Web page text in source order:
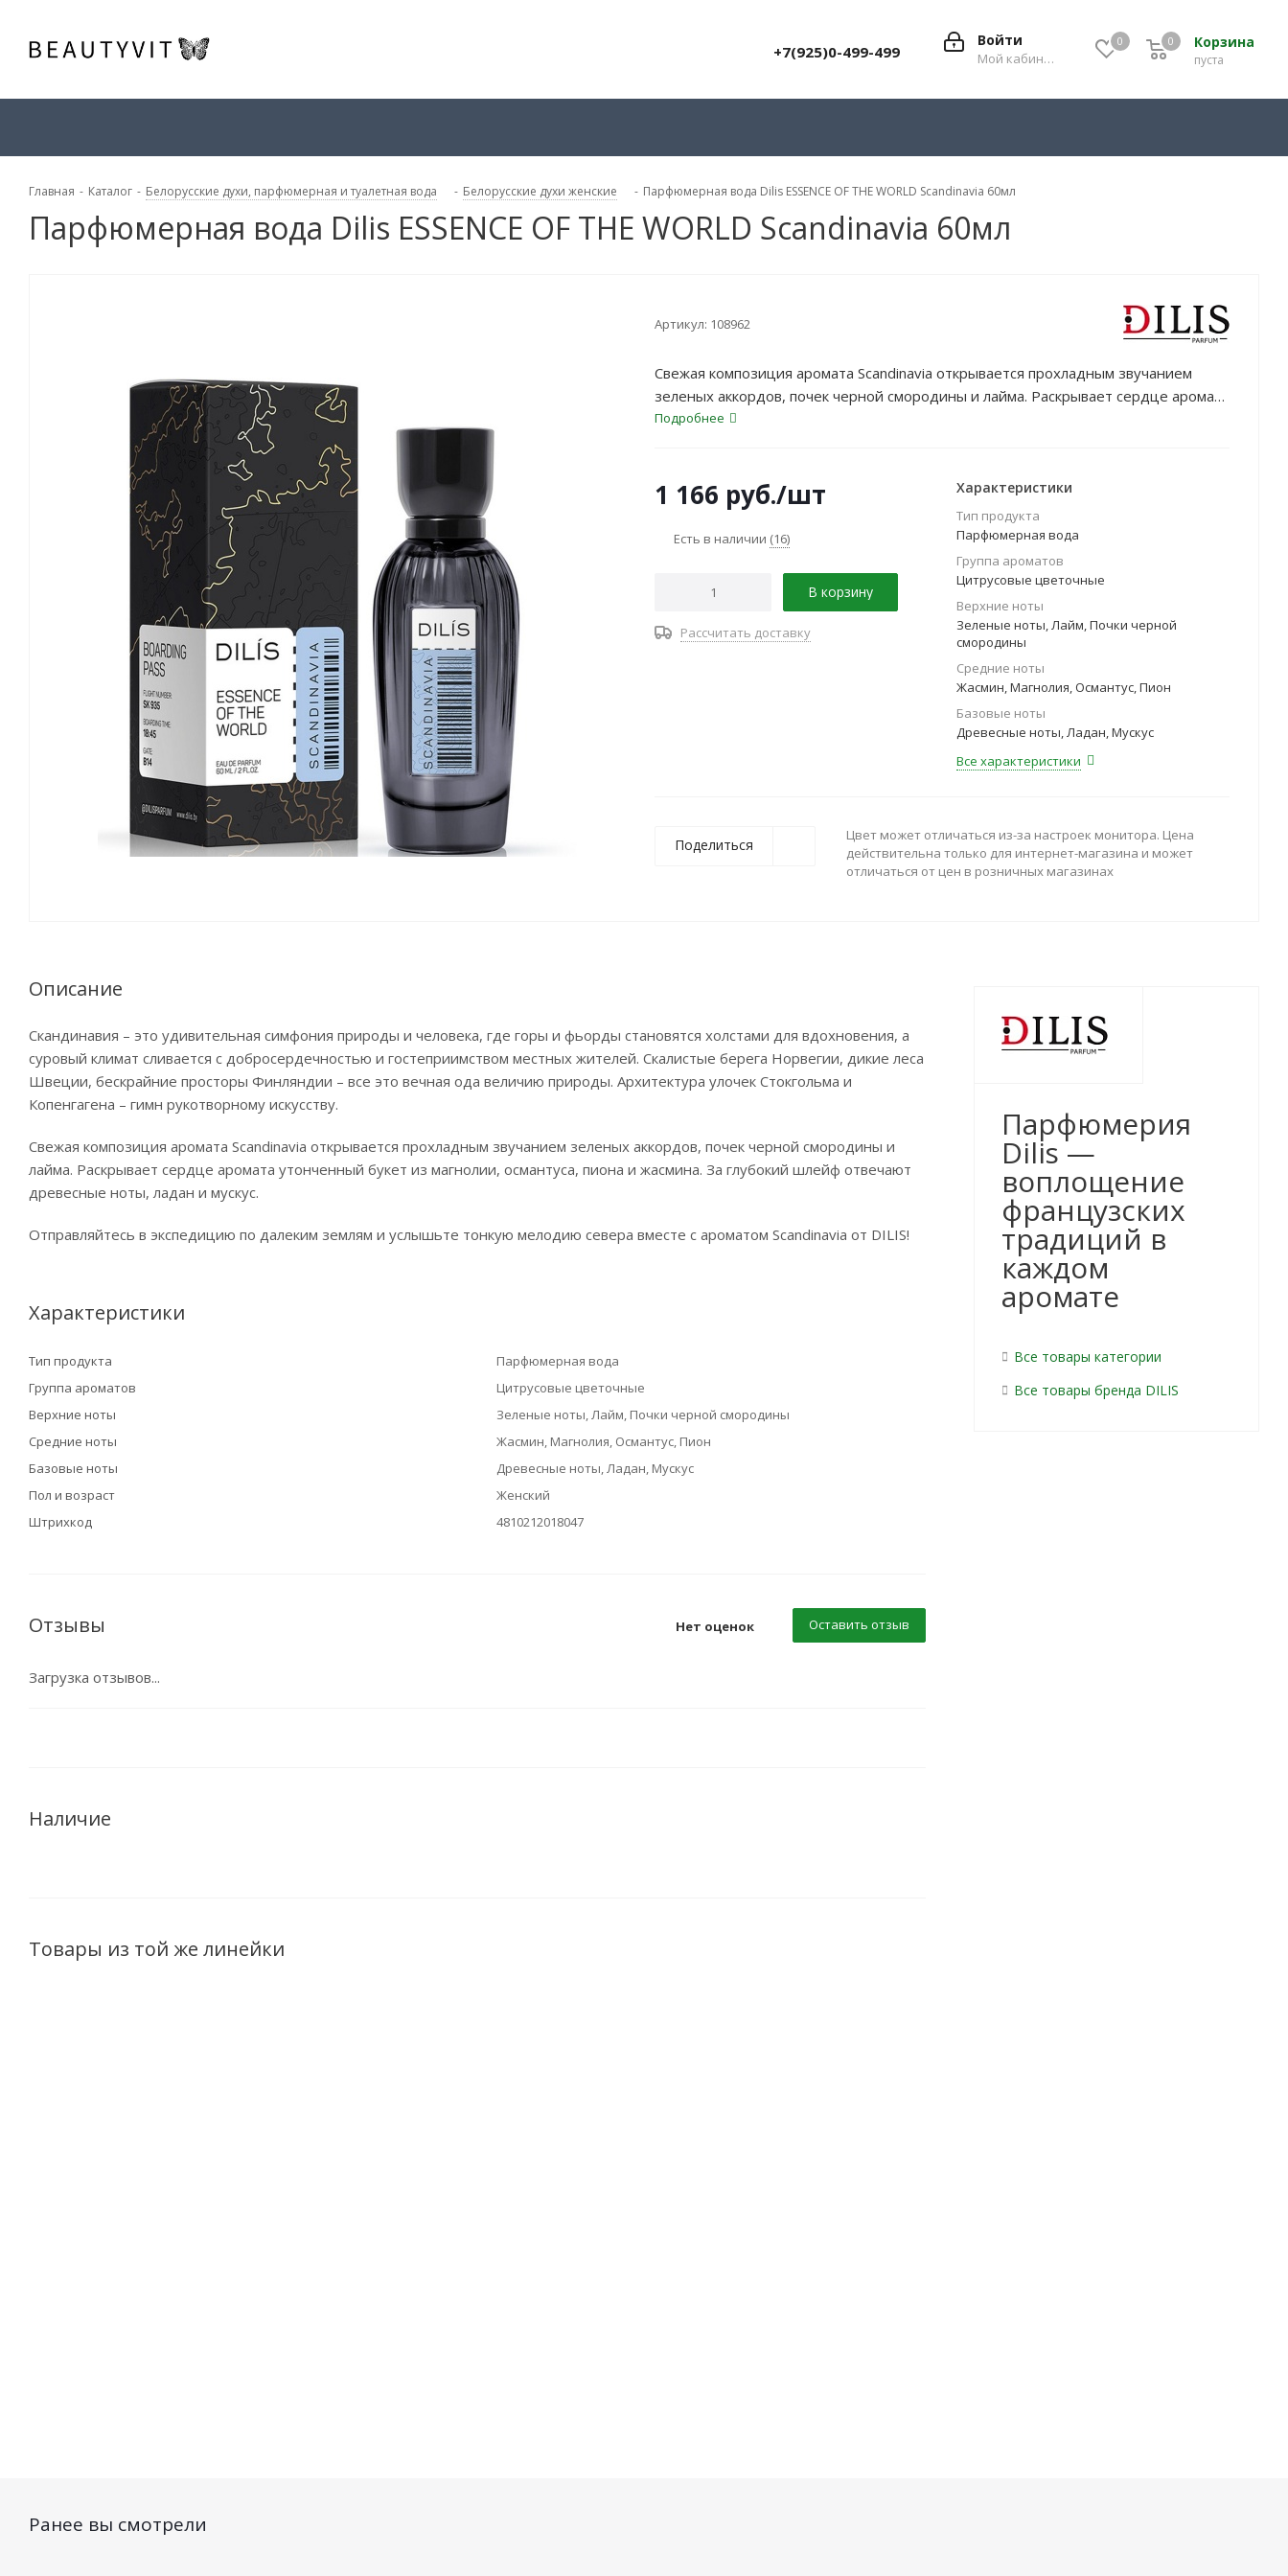
0 Корзина
0
пуста
0
Войти
Мой кабинет
+7(925)0-499-499
Главная - Каталог - Белорусские духи, парфюмерная и туалетная вода - Белорусские духи женские - Парфюмерная вода Dilis ESSENCE OF THE WORLD Scandinavia 60мл
Парфюмерная вода Dilis ESSENCE OF THE WORLD Scandinavia 60мл
Артикул: 108962
Свежая композиция аромата Scandinavia открывается прохладным звучанием
зеленых аккордов, почек черной смородины и лайма. Раскрывает сердце аромата
утонченный букет из магнолии, османтуса, пиона и жасмина. За глубокий шлейф
Подробнее
1 166 руб./шт
Есть в наличии (16)
В корзину
Рассчитать доставку
Характеристики
Тип продукта
Парфюмерная вода
Группа ароматов
Цитрусовые цветочные
Верхние ноты
Зеленые ноты, Лайм, Почки черной
смородины
Средние ноты
Жасмин, Магнолия, Османтус, Пион
Базовые ноты
Древесные ноты, Ладан, Мускус
Все характеристики
Поделиться
Цвет может отличаться из-за настроек монитора. Цена
действительна только для интернет-магазина и может
отличаться от цен в розничных магазинах
Описание
Скандинавия – это удивительная симфония природы и человека, где горы и фьорды становятся холстами для вдохновения, а
суровый климат сливается с добросердечностью и гостеприимством местных жителей. Скалистые берега Норвегии, дикие леса
Швеции, бескрайние просторы Финляндии – все это вечная ода величию природы. Архитектура улочек Стокгольма и
Копенгагена – гимн рукотворному искусству.
Свежая композиция аромата Scandinavia открывается прохладным звучанием зеленых аккордов, почек черной смородины и
лайма. Раскрывает сердце аромата утонченный букет из магнолии, османтуса, пиона и жасмина. За глубокий шлейф отвечают
древесные ноты, ладан и мускус.
Отправляйтесь в экспедицию по далеким землям и услышьте тонкую мелодию севера вместе с ароматом Scandinavia от DILIS!
Характеристики
Тип продукта
Парфюмерная вода
Группа ароматов
Цитрусовые цветочные
Верхние ноты
Зеленые ноты, Лайм, Почки черной смородины
Средние ноты
Жасмин, Магнолия, Османтус, Пион
Базовые ноты
Древесные ноты, Ладан, Мускус
Пол и возраст
Женский
Штрихкод
4810212018047
Отзывы Нет оценок Оставить отзыв
Загрузка отзывов...
Наличие
Товары из той же линейки
Парфюмерия
Dilis —
воплощение
французских
традиций в
каждом
аромате
Все товары категории
Все товары бренда DILIS
Ранее вы смотрели